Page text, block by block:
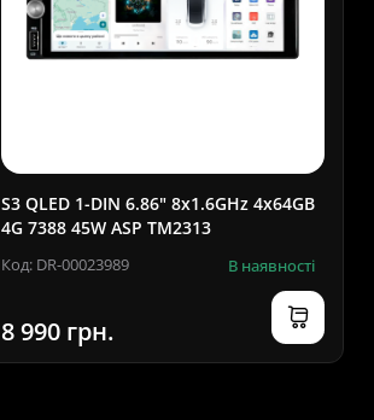
S3 QLED 1-DIN 6.86" 8x1.6GHz 4x64GB
4G 7388 45W ASP TM2313
Код: DR-00023989 В наявності
8 990 грн.